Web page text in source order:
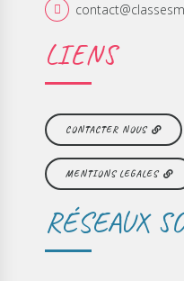
LIENS
CONTACTER NOUS
MENTIONS LEGALES
RÉSEAUX